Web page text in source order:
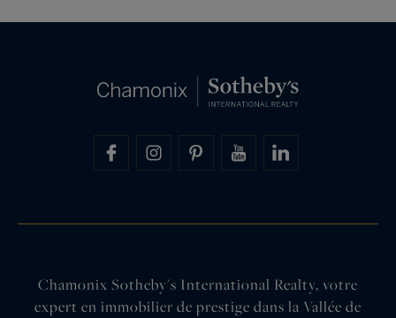
Chamonix Sotheby's International Realty, votre
expert en immobilier de prestige dans la Vallée de